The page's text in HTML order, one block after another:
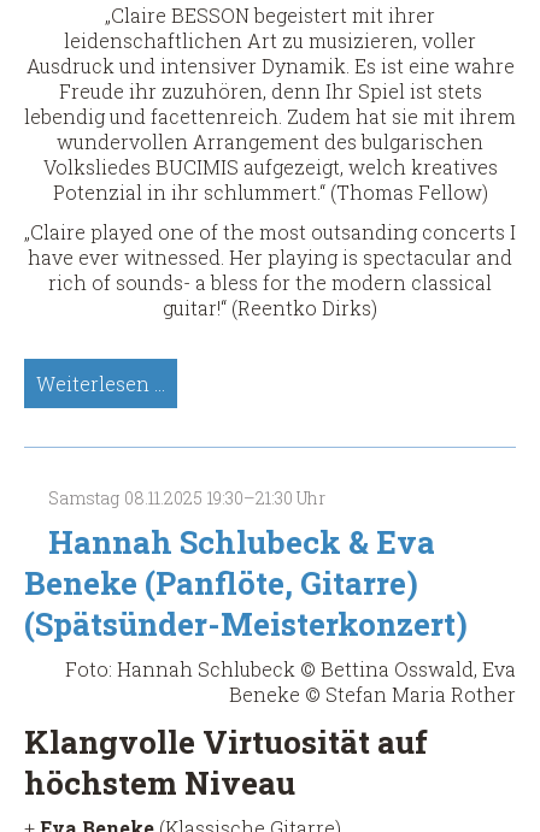
„Claire BESSON begeistert mit ihrer
leidenschaftlichen Art zu musizieren, voller
Ausdruck und intensiver Dynamik. Es ist eine wahre
Freude ihr zuzuhören, denn Ihr Spiel ist stets
lebendig und facettenreich. Zudem hat sie mit ihrem
wundervollen Arrangement des bulgarischen
Volksliedes BUCIMIS aufgezeigt, welch kreatives
Potenzial in ihr schlummert.“ (Thomas Fellow)
„Claire played one of the most outsanding concerts I
have ever witnessed. Her playing is spectacular and
rich of sounds- a bless for the modern classical
guitar!“ (Reentko Dirks)
Weiterlesen …
Claire
Besson,
Samstag 08.11.2025 19:30–21:30 Uhr
Hannah Schlubeck & Eva
Beneke (Panflöte, Gitarre)
(Spätsünder-Meisterkonzert)
Foto: Hannah Schlubeck © Bettina Osswald, Eva
Beneke © Stefan Maria Rother
Klangvolle Virtuosität auf
höchstem Niveau